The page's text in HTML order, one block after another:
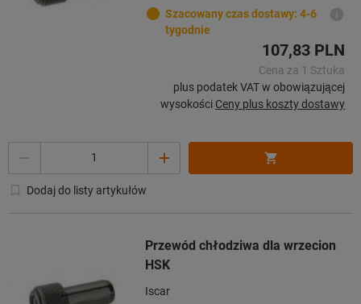
Szacowany czas dostawy: 4-6
tygodnie
107,83 PLN
Cena za 1 Sztuka
plus podatek VAT w obowiązującej
wysokości Ceny plus koszty dostawy
Dodaj do listy artykułów
Przewód chłodziwa dla wrzecion
HSK
Iscar